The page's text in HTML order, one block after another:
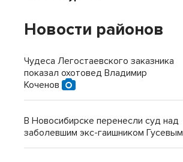
Новости районов
Чудеса Легостаевского заказника
показал охотовед Владимир
Коченов
В Новосибирске перенесли суд над
заболевшим экс-гаишником Гусевым